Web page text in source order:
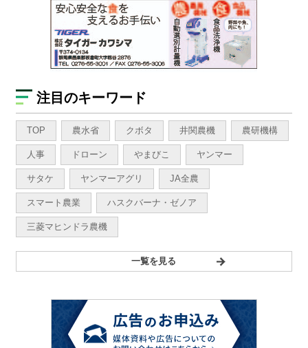
注目のキーワード
TOP 農水省 クボタ 井関農機 農研機構
人事 ドローン やまびこ ヤンマー
サタケ ヤンマーアグリ JA全農
スマート農業 ハスクバーナ・ゼノア
三菱マヒンドラ農機
一覧を見る